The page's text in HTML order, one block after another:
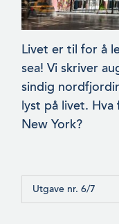
Livet er til for å
sea! Vi skriver
sindig
lyst på livet.
New York?
Utgave nr. 6/7